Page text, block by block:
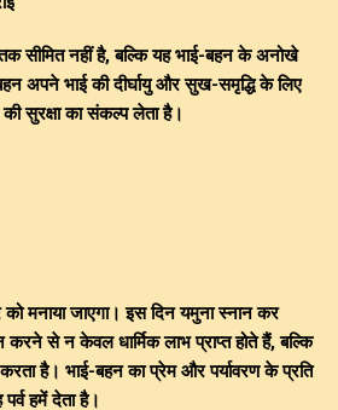
सीमित नहीं है, बल्कि यह भाई-बहन के अनोखे
अपने भाई की दीर्घायु और सुख-समृद्धि के लिए
सुरक्षा का संकल्प लेता है।
मनाया जाएगा। इस दिन यमुना स्नान कर
से न केवल धार्मिक लाभ प्राप्त होते हैं, बल्कि
है। भाई-बहन का प्रेम और पर्यावरण के प्रति
हमें देता है।